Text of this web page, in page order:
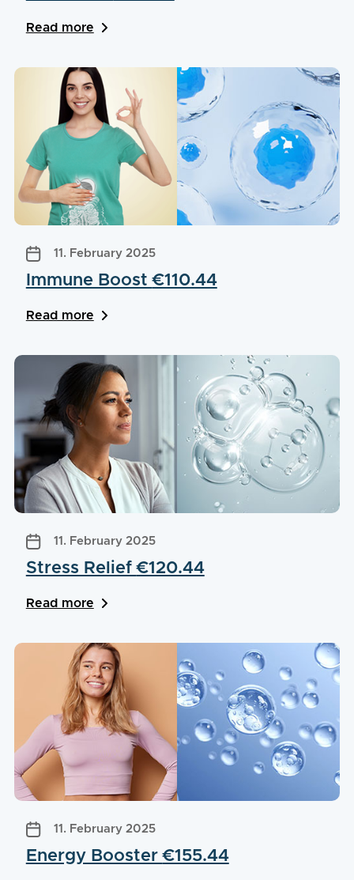
Read more
11. February 2025
Immune Boost€110.44
Read more
11. February 2025
Stress Relief€120.44
Read more
11. February 2025
Energy Booster€155.44